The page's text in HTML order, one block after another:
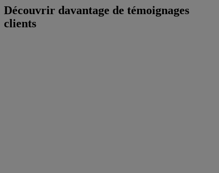
Découvrir davantage de témoignages
clients